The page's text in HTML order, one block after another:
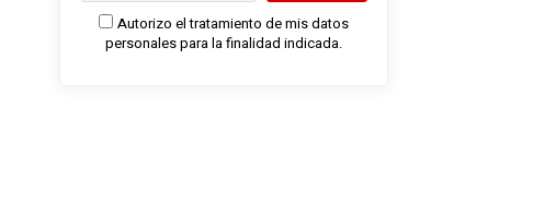
Autorizo el tratamiento de mis datos
personales para la finalidad indicada.